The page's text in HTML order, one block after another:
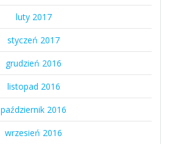
luty 2017
styczeń 2017
grudzień 2016
listopad 2016
październik 2016
wrzesień 2016